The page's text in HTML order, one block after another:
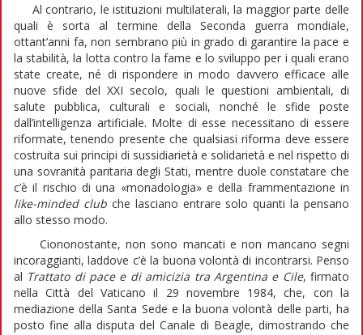
Al contrario, le istituzioni multilaterali, la maggior parte delle
quali è sorta al termine della Seconda guerra mondiale,
ottant’anni fa, non sembrano più in grado di garantire la pace e
la stabilità, la lotta contro la fame e lo sviluppo per i quali erano
state create, né di rispondere in modo davvero efficace alle
nuove sfide del XXI secolo, quali le questioni ambientali, di
salute pubblica, culturali e sociali, nonché le sfide poste
dall’intelligenza artificiale. Molte di esse necessitano di essere
riformate, tenendo presente che qualsiasi riforma deve essere
costruita sui principi di sussidiarietà e solidarietà e nel rispetto di
una sovranità paritaria degli Stati, mentre duole constatare che
c’è il rischio di una «monadologia» e della frammentazione in
like-minded club che lasciano entrare solo quanti la pensano
allo stesso modo.
Ciononostante, non sono mancati e non mancano segni
incoraggianti, laddove c’è la buona volontà di incontrarsi. Penso
al Trattato di pace e di amicizia tra Argentina e Cile, firmato
nella Città del Vaticano il 29 novembre 1984, che, con la
mediazione della Santa Sede e la buona volontà delle parti, ha
posto fine alla disputa del Canale di Beagle, dimostrando che